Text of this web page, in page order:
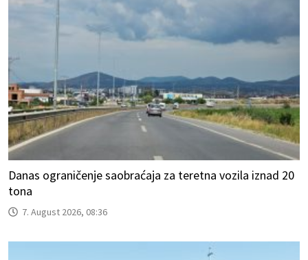
Danas ograničenje saobraćaja za teretna vozila iznad 20
tona
7. August 2026, 08:36